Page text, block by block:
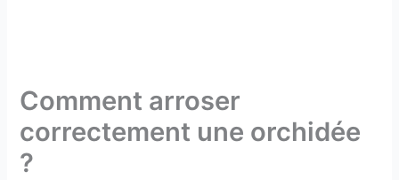
Comment arroser
correctement une orchidée
?